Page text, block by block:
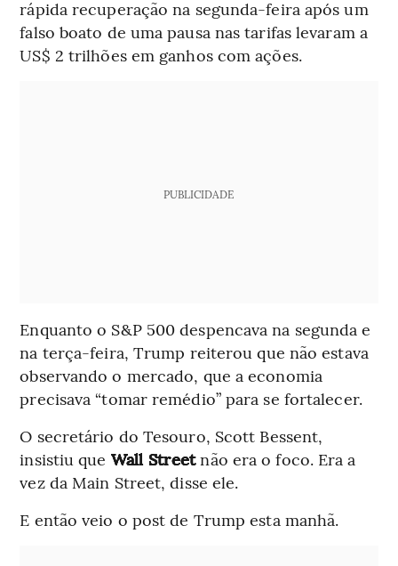
rápida recuperação na segunda-feira após um
falso boato de uma pausa nas tarifas levaram a
US$ 2 trilhões em ganhos com ações.
PUBLICIDADE
Enquanto o S&P 500 despencava na segunda e
na terça-feira, Trump reiterou que não estava
observando o mercado, que a economia
precisava “tomar remédio” para se fortalecer.
O secretário do Tesouro, Scott Bessent,
insistiu que Wall Streetnão era o foco. Era a
vez da Main Street, disse ele.
E então veio o post de Trump esta manhã.